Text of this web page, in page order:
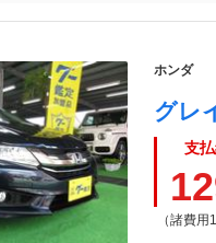
ホンダ
支
（諸費用